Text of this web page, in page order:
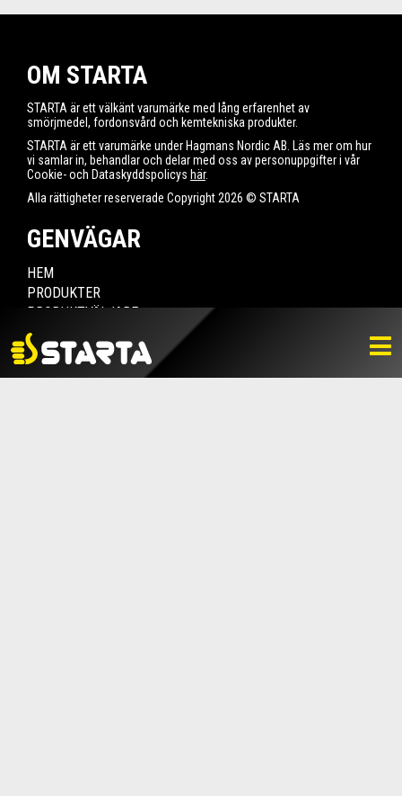
OM STARTA
STARTA är ett välkänt varumärke med lång erfarenhet av
smörjmedel, fordonsvård och kemtekniska produkter.
STARTA är ett varumärke under Hagmans Nordic AB. Läs mer om hur
vi samlar in, behandlar och delar med oss av personuppgifter i vår
Cookie- och Dataskyddspolicys här.
Alla rättigheter reserverade Copyright 2026 © STARTA
GENVÄGAR
HEM
PRODUKTER
PRODUKTVÄLJARE
HITTA ÅTERFÖRSÄLJARE
NYHETER